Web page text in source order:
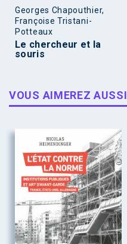
Georges Chapouthier,
Françoise Tristani-
Potteaux
Le chercheur et la
souris
VOUS AIMEREZ AUSSI